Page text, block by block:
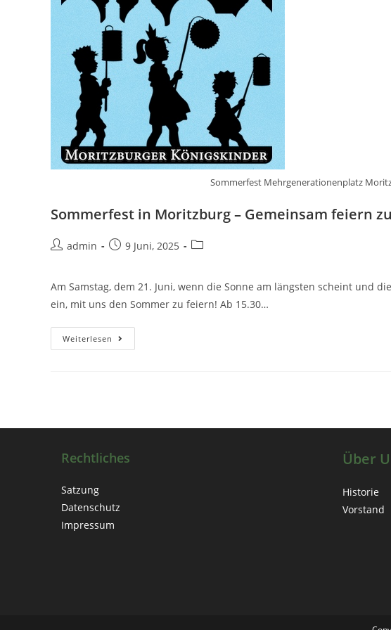
Sommerfest Mehrgenerationenplatz
Sommerfest in Moritzburg – Gemeinsam feiern
Beitrags-
admin
Beitrag9 Juni, 2025
Beitrags-
Am Samstag, dem 21. Juni, wenn die Sonne am längsten scheint und
ein, mit uns den Sommer zu feiern! Ab 15.30…
Weiterlesen Sommerfest
In
Rechtliches
Satzung
Datenschutz
Impressum
Über
Historie
Vorstand